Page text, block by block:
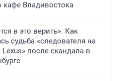
кафе Владивостока
в это верить». Как
судьба «следователя на
после скандала в